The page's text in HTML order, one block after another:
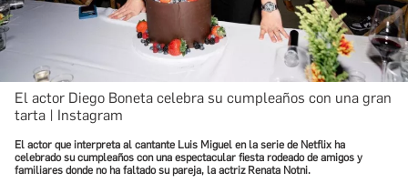
El actor Diego Boneta celebra su cumpleaños con una gran
tarta | Instagram
El actor que interpreta al cantante Luis Miguel en la serie de Netflix ha
celebrado su cumpleaños con una espectacular fiesta rodeado de amigos y
familiares donde no ha faltado su pareja, la actriz Renata Notni.